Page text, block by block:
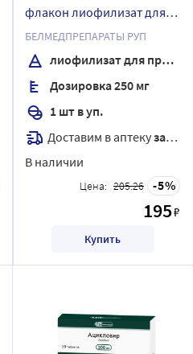
флакон лиофилизат для
раствора для инфузий
БЕЛМЕДПРЕПАРАТЫ РУП
лиофилизат для приготовления раствора для инфузий
Дозировка 250 мг
1 шт в уп.
Доставим в аптекузавтра
В наличии
Цена: 205.26 5
195₽
Купить